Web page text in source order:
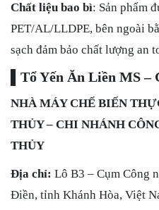
Chất liệu bao bì: Sản phẩm
PET/AL/LLDPE, bên ngoài
sạch đảm bảo chất lượng an
▌Tổ Yến Ăn Liền MS –
NHÀ MÁY CHẾ BIẾN
THỦY – CHI NHÁNH
THỦY
Địa chỉ: Lô B3 – Cụm Công
Điền, tỉnh Khánh Hòa, Việt